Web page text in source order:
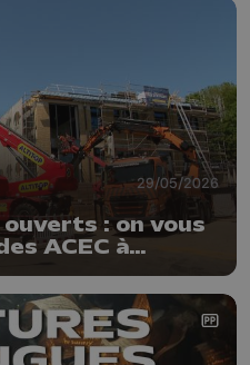
29/05/2026
: on vous
ACEC à